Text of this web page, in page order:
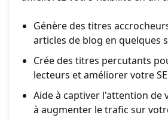
Génère des titres
articles de blog en quelques
Crée des titres percutants
lecteurs et améliorer votre
Aide à captiver l'attention de
à augmenter le trafic sur